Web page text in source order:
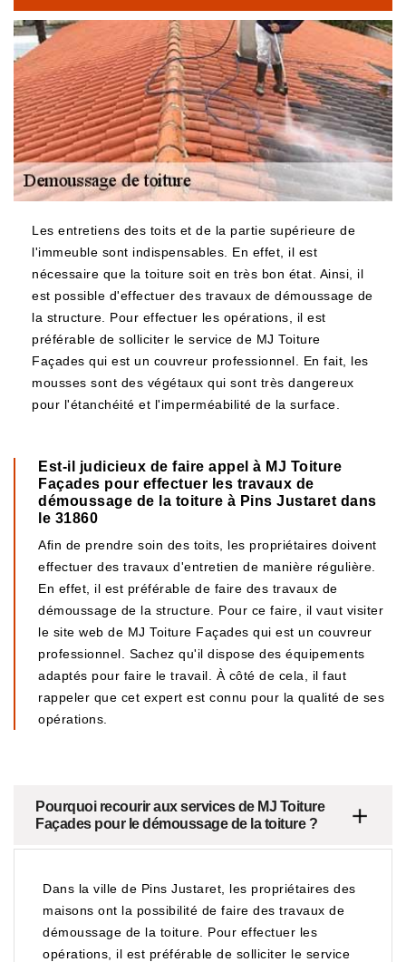
Les entretiens des toits et de la partie supérieure de
l'immeuble sont indispensables. En effet, il est
nécessaire que la toiture soit en très bon état. Ainsi, il
est possible d'effectuer des travaux de démoussage de
la structure. Pour effectuer les opérations, il est
préférable de solliciter le service de MJ Toiture
Façades qui est un couvreur professionnel. En fait, les
mousses sont des végétaux qui sont très dangereux
pour l'étanchéité et l'imperméabilité de la surface.
Est-il judicieux de faire appel à MJ Toiture
Façades pour effectuer les travaux de
démoussage de la toiture à Pins Justaret dans
le 31860
Afin de prendre soin des toits, les propriétaires doivent
effectuer des travaux d'entretien de manière régulière.
En effet, il est préférable de faire des travaux de
démoussage de la structure. Pour ce faire, il vaut visiter
le site web de MJ Toiture Façades qui est un couvreur
professionnel. Sachez qu'il dispose des équipements
adaptés pour faire le travail. À côté de cela, il faut
rappeler que cet expert est connu pour la qualité de ses
opérations.
Pourquoi recourir aux services de MJ Toiture
Façades pour le démoussage de la toiture ?
Dans la ville de Pins Justaret, les propriétaires des
maisons ont la possibilité de faire des travaux de
démoussage de la toiture. Pour effectuer les
opérations, il est préférable de solliciter le service